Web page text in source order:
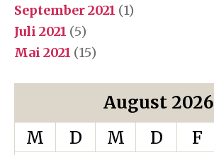
September 2021 (1)
Juli 2021 (5)
Mai 2021 (15)
August 2026
M
D M D F